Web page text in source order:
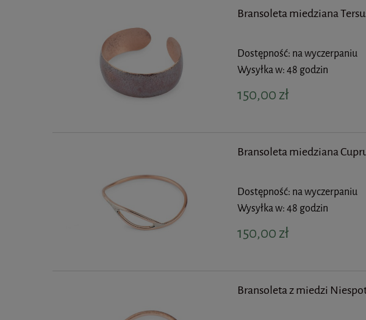
Bransoleta miedziana
Dostępność: na wyczerpaniu
Wysyłka w: 48 godzin
150,00 zł
Bransoleta miedziana
Dostępność: na wyczerpaniu
Wysyłka w: 48 godzin
150,00 zł
Bransoleta z miedzi